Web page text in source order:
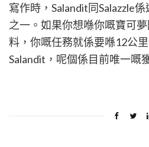
寫作時，Salandit同Salazzle
之一。如果你想喺你嘅寶可
料，你嘅任務就係要喺12公
Salandit，呢個係目前唯一嘅